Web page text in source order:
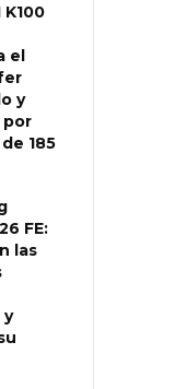
K100
el
y
por
185
FE:
las
y